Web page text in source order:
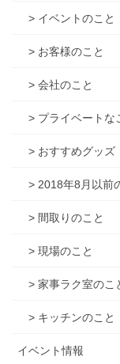
> イベントのこと
> お客様のこと
> 会社のこと
> プライベートな
> おすすめグッズ
> 2018年8月以前
> 間取りのこと
> 現場のこと
> 家事ラク室のこ
> キッチンのこと
イベント情報